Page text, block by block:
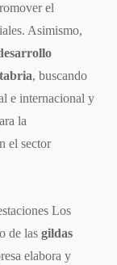
el
Asimismo,
, buscando
e internacional y
la
el sector
Los
de las gildas
elabora y